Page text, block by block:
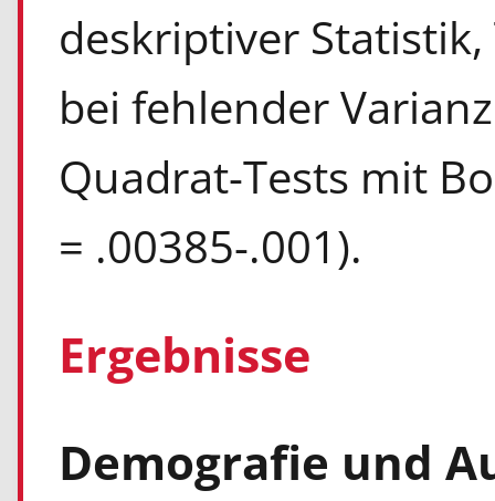
deskriptiver Statistik,
bei fehlender
Quadrat-Tests mit
= .00385-.001).
Ergebnisse
Demografie und